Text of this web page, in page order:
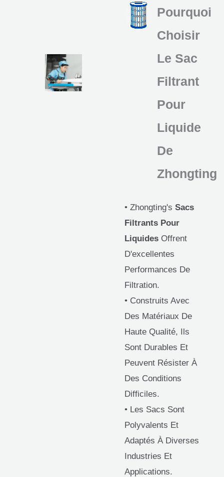
Pourquoi
Choisir
Le Sac
Filtrant
Pour
Liquide
De
Zhongting
• Zhongting's Sacs
Filtrants Pour
Liquides Offrent
D'excellentes
Performances De
Filtration.
• Construits Avec
Des Matériaux De
Haute Qualité, Ils
Sont Durables Et
Peuvent Résister À
Des Conditions
Difficiles.
• Les Sacs Sont
Polyvalents Et
Adaptés À Diverses
Industries Et
Applications.